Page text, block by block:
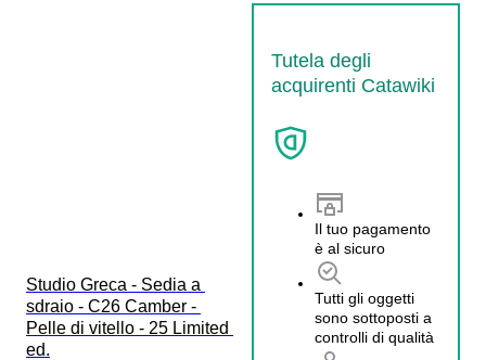
Tutela degli
acquirenti Catawiki
Il tuo pagamento
è al sicuro
Tutti gli oggetti
sono sottoposti a
controlli di qualità
Studio Greca - Sedia a
sdraio - C26 Camber -
Pelle di vitello - 25 Limited
ed.